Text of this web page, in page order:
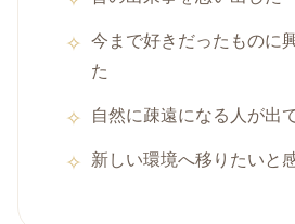
今まで好きだったものに
た
自然に疎遠になる人が出
新しい環境へ移りたいと